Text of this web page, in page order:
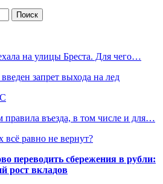
на улицы Бреста. Для чего…
запрет выхода на лед
правила въезда, в том числе и для…
равно не вернут?
переводить сбережения в рубли:
рост вкладов